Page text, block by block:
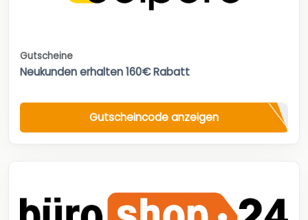
Gutscheine
Neukunden erhalten 160€ Rabatt
Gutscheincode anzeigen